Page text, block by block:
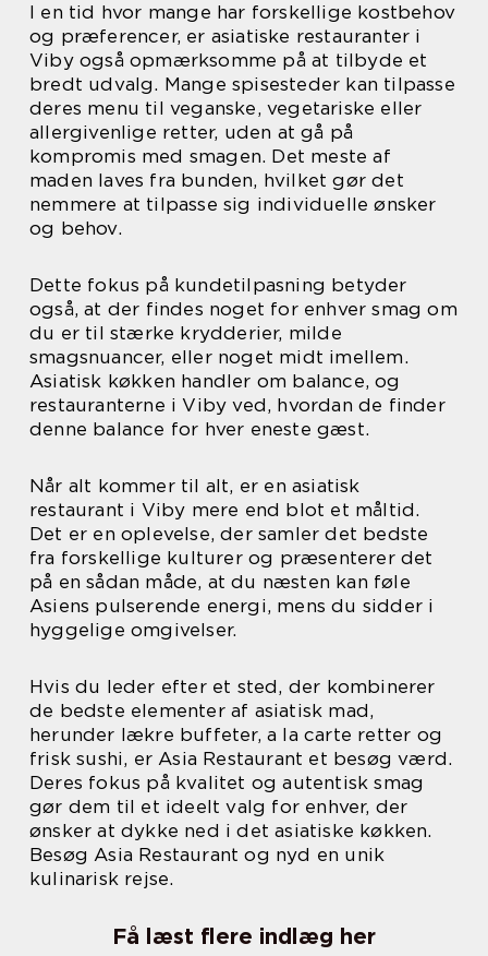
I en tid hvor mange har forskellige kostbehov
og præferencer, er asiatiske restauranter i
Viby også opmærksomme på at tilbyde et
bredt udvalg. Mange spisesteder kan tilpasse
deres menu til veganske, vegetariske eller
allergivenlige retter, uden at gå på
kompromis med smagen. Det meste af
maden laves fra bunden, hvilket gør det
nemmere at tilpasse sig individuelle ønsker
og behov.
Dette fokus på kundetilpasning betyder
også, at der findes noget for enhver smag om
du er til stærke krydderier, milde
smagsnuancer, eller noget midt imellem.
Asiatisk køkken handler om balance, og
restauranterne i Viby ved, hvordan de finder
denne balance for hver eneste gæst.
Når alt kommer til alt, er en asiatisk
restaurant i Viby mere end blot et måltid.
Det er en oplevelse, der samler det bedste
fra forskellige kulturer og præsenterer det
på en sådan måde, at du næsten kan føle
Asiens pulserende energi, mens du sidder i
hyggelige omgivelser.
Hvis du leder efter et sted, der kombinerer
de bedste elementer af asiatisk mad,
herunder lækre buffeter, a la carte retter og
frisk sushi, er Asia Restaurant et besøg værd.
Deres fokus på kvalitet og autentisk smag
gør dem til et ideelt valg for enhver, der
ønsker at dykke ned i det asiatiske køkken.
Besøg Asia Restaurant og nyd en unik
kulinarisk rejse.
Få læst flere indlæg her